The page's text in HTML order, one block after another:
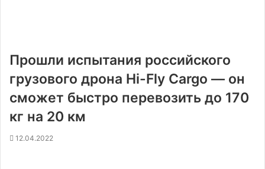
Прошли испытания российского
грузового дрона Hi-Fly Cargo — он
сможет быстро перевозить до 170
кг на 20 км
12.04.2022